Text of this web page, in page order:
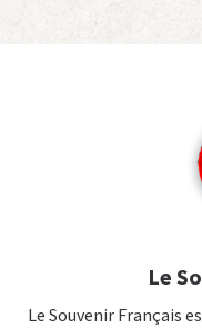
Le
Le Souvenir Français